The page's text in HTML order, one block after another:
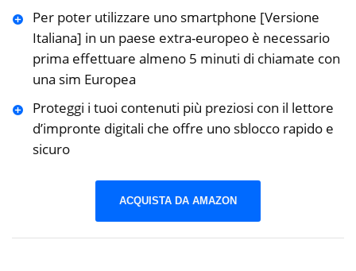
Per poter utilizzare uno smartphone [Versione
Italiana] in un paese extra-europeo è necessario
prima effettuare almeno 5 minuti di chiamate con
una sim Europea
Proteggi i tuoi contenuti più preziosi con il lettore
d’impronte digitali che offre uno sblocco rapido e
sicuro
ACQUISTA DA AMAZON